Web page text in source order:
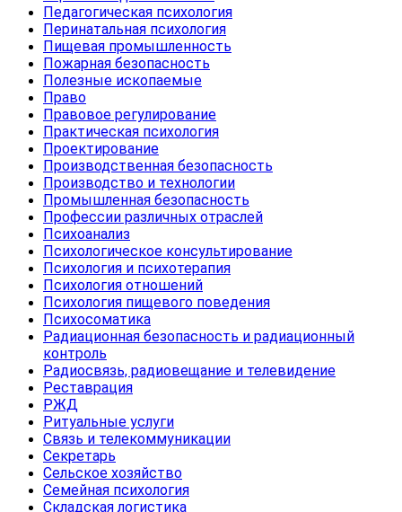
Педагогическая психология
Перинатальная психология
Пищевая промышленность
Пожарная безопасность
Полезные ископаемые
Право
Правовое регулирование
Практическая психология
Проектирование
Производственная безопасность
Производство и технологии
Промышленная безопасность
Профессии различных отраслей
Психоанализ
Психологическое консультирование
Психология и психотерапия
Психология отношений
Психология пищевого поведения
Психосоматика
Радиационная безопасность и радиационный
контроль
Радиосвязь, радиовещание и телевидение
Реставрация
РЖД
Ритуальные услуги
Связь и телекоммуникации
Секретарь
Сельское хозяйство
Семейная психология
Складская логистика